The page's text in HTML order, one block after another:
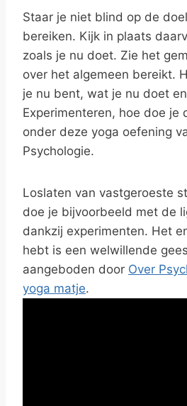
Staar je niet blind op de
bereiken. Kijk in plaats
zoals je nu doet. Zie het
over het algemeen bereikt.
je nu bent, wat je nu doet
Experimenteren, hoe doe je
onder deze yoga oefening
Psychologie.
Loslaten van vastgeroeste
doe je bijvoorbeeld met de
dankzij experimenten. Het
hebt is een welwillende
aangeboden door Over
yoga matje.